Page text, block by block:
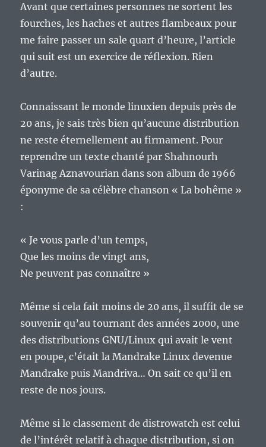
Avant que certaines personnes ne sortent les
fourches, les haches et autres flambeaux pour
me faire passer un sale quart d’heure, l’article
qui suit est un exercice de réflexion. Rien
d’autre.
Connaissant le monde linuxien depuis près de
20 ans, je sais très bien qu’aucune distribution
ne reste éternellement au firmament. Pour
reprendre un texte chanté par Shahnourh
Varinag Aznavourian dans son album de 1966
éponyme de sa célèbre chanson « La bohême »
:
« Je vous parle d’un temps,
Que les moins de vingt ans,
Ne peuvent pas connaître »
Même si cela fait moins de 20 ans, il suffit de se
souvenir qu’au tournant des années 2000, une
des distributions GNU/Linux qui avait le vent
en poupe, c’était la Mandrake Linux devenue
Mandrake puis Mandriva… On sait ce qu’il en
reste de nos jours.
Même si le classement de distrowatch est celui
de l’intérêt relatif à chaque distribution, si on